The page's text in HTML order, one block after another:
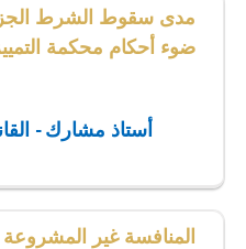
مدى سقوط الشرط
ضوء أحكام محكمة
أستاذ مشارك -
المنافسة غير